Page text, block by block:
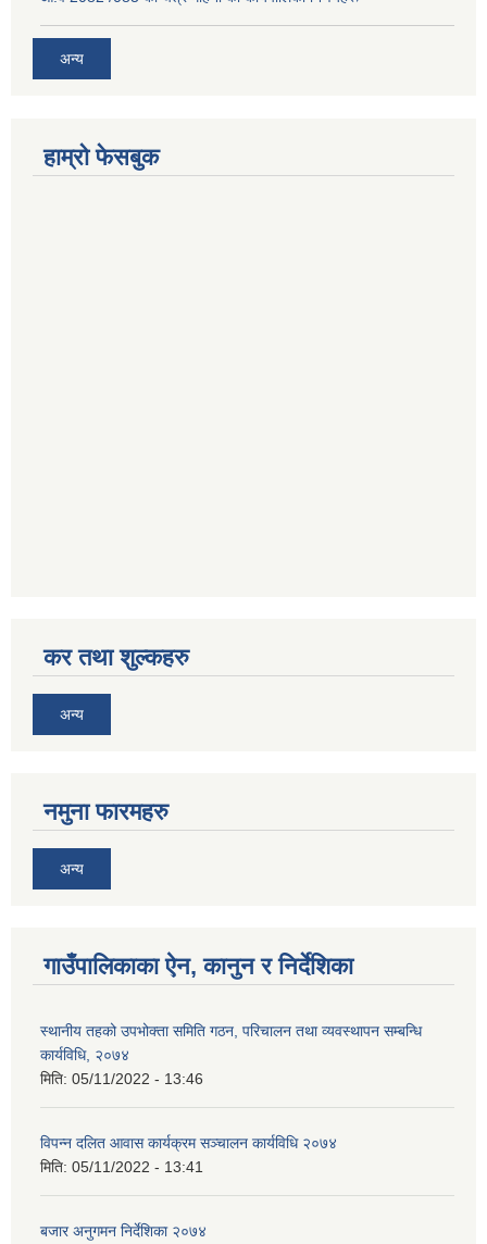
अन्य
हाम्रो फेसबुक
कर तथा शुल्कहरु
अन्य
नमुना फारमहरु
अन्य
गाउँपालिकाका ऐन, कानुन र निर्देशिका
स्थानीय तहको उपभोक्ता समिति गठन, परिचालन तथा व्यवस्थापन सम्बन्धि
कार्यविधि, २०७४
मिति: 05/11/2022 - 13:46
विपन्न दलित आवास कार्यक्रम सञ्चालन कार्यविधि २०७४
मिति: 05/11/2022 - 13:41
बजार अनुगमन निर्देशिका २०७४